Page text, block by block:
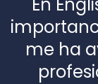
me ha